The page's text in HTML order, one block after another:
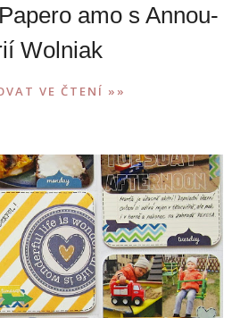
amo s Annou-
Wolniak
VE ČTENÍ »»